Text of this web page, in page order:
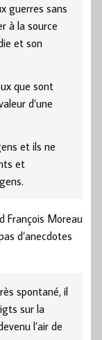
guerres sans
à la source
et son
que sont
d’une
et ils ne
et
François Moreau
d’anecdotes
spontané, il
sur la
l’air de